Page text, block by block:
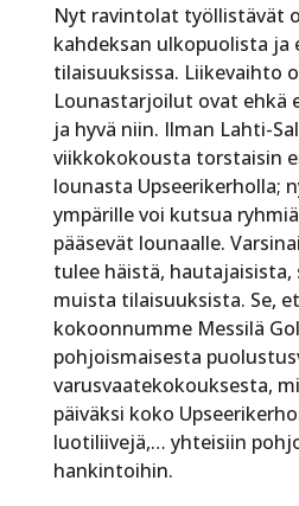
Nyt ravintolat työllistävät
kahdeksan ulkopuolista ja
tilaisuuksissa. Liikevaihto
Lounastarjoilut ovat ehkä
ja hyvä niin. Ilman Lahti-
viikkokokousta torstaisin
lounasta Upseerikerholla;
ympärille voi kutsua
pääsevät lounaalle.
tulee häistä, hautajaisista,
muista tilaisuuksista. Se,
kokoonnumme Messilä
pohjoismaisesta
varusvaatekokouksesta,
päiväksi koko
luotiliivejä,… yhteisiin
hankintoihin.